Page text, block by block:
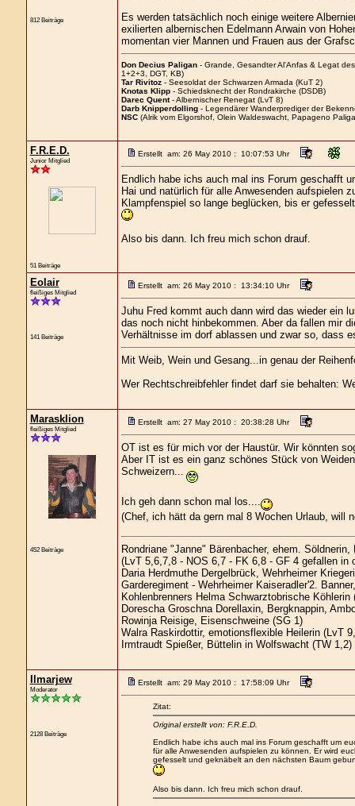
812 Beiträge
Es werden tatsächlich noch einige weitere
exilierten albernischen Edelmann Arwain von
momentan vier Mannen und Frauen aus der
Don Decius Paligan- Grande, Gesandter Al'Anfas & Legat
1+2+3, DGT, KB)
Tar Rivitoz- Seesoldat der Schwarzen Armada (KuT 2)
Knotas Klipp- Schiedsknecht der Rondrakirche (DSDB)
Darec Quent- Albernischer Renegat (LvT 8)
Darb Knipperdolling- Legendärer Wanderprediger der
NSC(Alrik vom Elgorshof, Olein Waldeswacht, Papageno
F.R.E.D.
Junior Mitglied
51 Beiträge
Erstellt am: 26 May 2010 : 10:07:53 Uhr
Endlich habe ichs auch mal ins Forum geschafft
Hai und natürlich für alle Anwesenden aufspielen
Klampfenspiel so lange beglücken, bis er
Also bis dann. Ich freu mich schon drauf.
Eolair
fleißiges Mitglied
141 Beiträge
Erstellt am: 26 May 2010 : 13:34:10 Uhr
Juhu Fred kommt auch dann wird das wieder ein
das noch nicht hinbekommen. Aber da fallen mir
Verhältnisse im dorf ablassen und zwar so, dass
Mit Weib, Wein und Gesang...in genau der
Wer Rechtschreibfehler findet darf sie behalten:
Marasklion
fleißiges Mitglied
452 Beiträge
Erstellt am: 27 May 2010 : 20:38:28 Uhr
OT ist es für mich vor der Haustür. Wir könnten
Aber IT ist es ein ganz schönes Stück von
Schweizern...
Ich geh dann schon mal los....
(Chef, ich hätt da gern mal 8 Wochen Urlaub, will
Rondriane "Janne" Bärenbacher, ehem.
(LvT 5,6,7,8 - NOS 6,7 - FK 6,8 - GF 4 gefallen in
Daria Herdmuthe Dergelbrück, Wehrheimer
Garderegiment - Wehrheimer Kaiseradler'2.
Kohlenbrenners Helma Schwarztobrische Köhlerin
Dorescha Groschna Dorellaxin, Bergknappin,
Rowinja Reisige, Eisenschweine (SG 1)
Walra Raskirdottir, emotionsflexible Heilerin (LvT
Irmtraudt Spießer, Büttelin in Wolfswacht (TW 1,2)
Ilmarjew
Moderator
2128 Beiträge
Erstellt am: 29 May 2010 : 17:58:09 Uhr
Zitat:
Original erstellt von: F.R.E.D.
Endlich habe ichs auch mal ins Forum geschafft um
für alle Anwesenden aufspielen zu können. Er wird
gefesselt und geknäbelt an den nächsten Baum
Also bis dann. Ich freu mich schon drauf.